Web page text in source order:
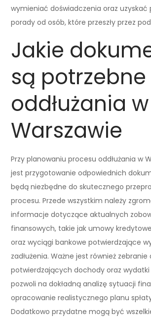
wymieniać doświadczenia oraz uzyskać
porady od osób, które przeszły przez
Jakie
są
oddłużania w
Warszawie
Przy planowaniu procesu oddłużania w
jest przygotowanie odpowiednich
będą niezbędne do skutecznego
procesu. Przede wszystkim należy
informacje dotyczące aktualnych
finansowych, takie jak umowy
oraz wyciągi bankowe potwierdzające
zadłużenia. Ważne jest również
potwierdzających dochody oraz
pozwoli na dokładną analizę sytuacji
opracowanie realistycznego planu
Dodatkowo przydatne mogą być